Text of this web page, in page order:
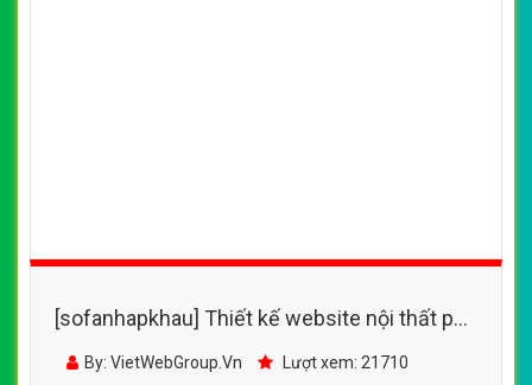
[sofanhapkhau] Thiết kế website nội thất phố
xinh online đẹp SEO nhanh hiệu quả
By: VietWebGroup.Vn Lượt xem: 21710